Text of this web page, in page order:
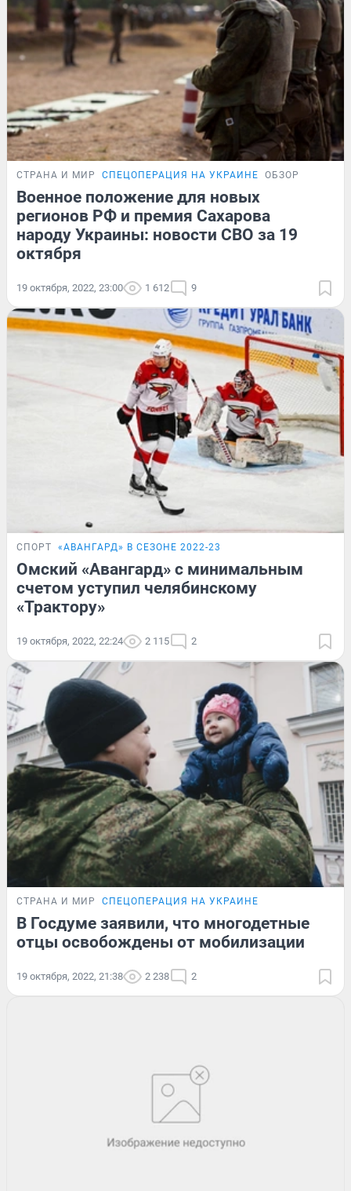
СТРАНА И МИР СПЕЦОПЕРАЦИЯ НА УКРАИНЕ ОБЗОР
Военное положение для новых
регионов РФ и премия Сахарова
народу Украины: новости СВО за 19
октября
19 октября, 2022, 23:00 1 612 9
СПОРТ «АВАНГАРД» В СЕЗОНЕ 2022-23
Омский «Авангард» с минимальным
счетом уступил челябинскому
«Трактору»
19 октября, 2022, 22:24 2 115 2
СТРАНА И МИР СПЕЦОПЕРАЦИЯ НА УКРАИНЕ
В Госдуме заявили, что многодетные
отцы освобождены от мобилизации
19 октября, 2022, 21:38 2 238 2